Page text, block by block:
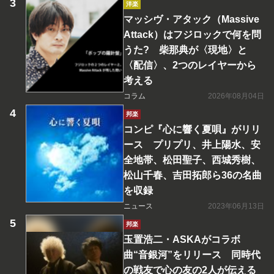
洋楽
マッシヴ・アタック（Massive
Attack）はフジロックで何を問
うた? 柴那典が〈現地〉と
〈配信〉、2つのレイヤーから
考える
コラム 2026年08月04日
邦楽
コンピ『心に響く夏唄』がリリ
ース プリプリ、井上陽水、安
全地帯、松田聖子、西城秀樹、
松山千春、吉田拓郎ら36の名曲
を収録
ニュース 2023年06月13日
邦楽
玉置浩二・ASKAがコラボ
曲“音銀河”をリリース 同時代
の戦友で心の友の2人が伝える